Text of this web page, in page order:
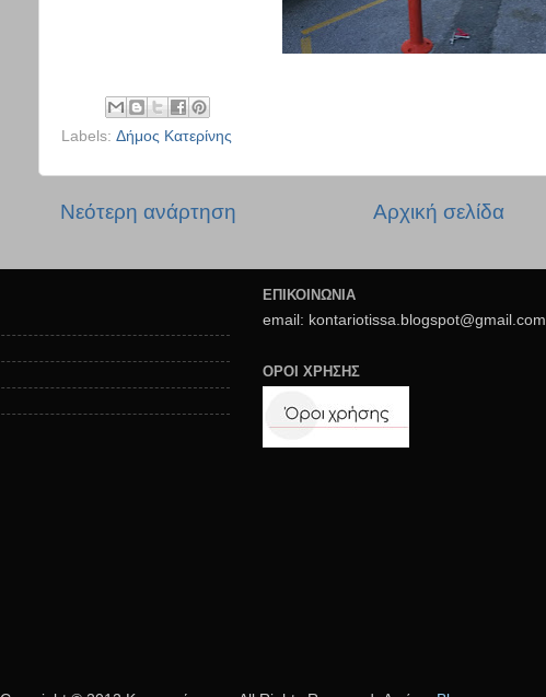
Labels: Δήμος Κατερίνης
Νεότερη ανάρτηση Αρχική σελίδα
ΕΠΙΚΟΙΝΩΝΙΑ
email: kontariotissa.blogspot@gmail.com
ΟΡΟΙ ΧΡΗΣΗΣ